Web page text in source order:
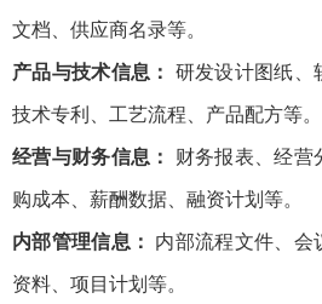
文档、供应商名录等。
产品与技术信息： 研发设计图纸、
技术专利、工艺流程、产品配方等。
经营与财务信息： 财务报表、经营
购成本、薪酬数据、融资计划等。
内部管理信息： 内部流程文件、会
资料、项目计划等。